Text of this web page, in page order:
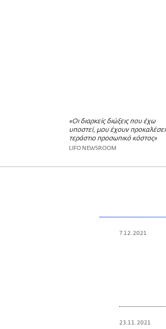
«Οι διαρκείς διώξεις που έχω
υποστεί, μου έχουν προκαλέσει
τεράστιο προσωπικό κόστος»
LIFO NEWSROOM
7.12.2021
23.11.2021